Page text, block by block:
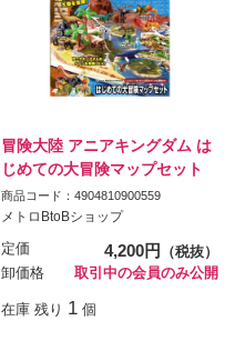
冒険大陸 アニアキングダム は
じめての大冒険マップセット
商品コード：4904810900559
メトロBtoBショップ
定価 4,200円
（税抜）
卸価格
取引中の会員のみ公開
在庫 残り 1 個